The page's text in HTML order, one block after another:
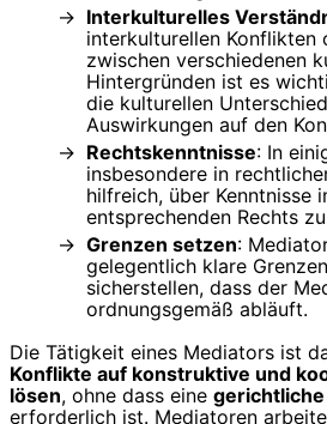
Interkulturelles
interkulturellen Konflikten
zwischen verschiedenen
Hintergründen ist es
die kulturellen
Auswirkungen auf den
Rechtskenntnisse: In
insbesondere in
hilfreich, über Kenntnisse
entsprechenden Rechts
Grenzen setzen:
gelegentlich klare
sicherstellen, dass der
ordnungsgemäß abläuft.
Die Tätigkeit eines Mediators ist
Konflikte auf konstruktive und
lösen, ohne dass eine
erforderlich ist. Mediatoren